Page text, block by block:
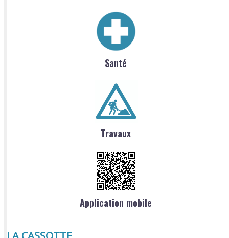
Santé
Travaux
Application mobile